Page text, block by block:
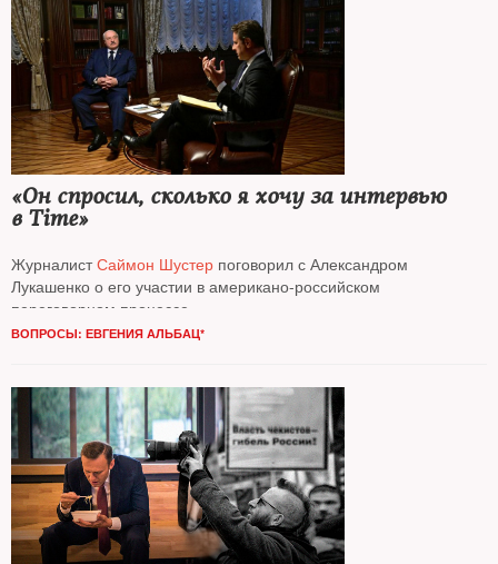
«Он спросил, сколько я хочу за интервью
в Time»
ЖурналистСаймон Шустер поговорил с Александром
Лукашенко о его участии в американо-российском
переговорном процессе
ВОПРОСЫ: ЕВГЕНИЯ АЛЬБАЦ*